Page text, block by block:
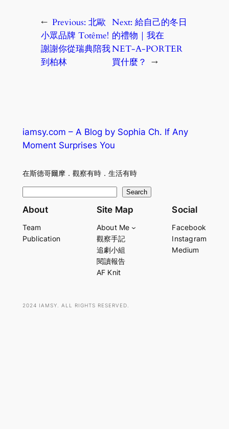
← Previous: 北歐
小眾品牌 Totême!
謝謝你從瑞典陪我
到柏林
Next: 給自己的冬日
的禮物｜我在
NET-A-PORTER
買什麼？ →
iamsy.com – A Blog by Sophia Ch. If Any
Moment Surprises You
在斯德哥爾摩．觀察有時．生活有時
e
r
Search
About
Team
Publication
Site Map
About Me
觀察手記
追劇小組
閱讀報告
AF Knit
Social
Facebook
Instagram
Medium
2024 IAMSY. ALL RIGHTS RESERVED.